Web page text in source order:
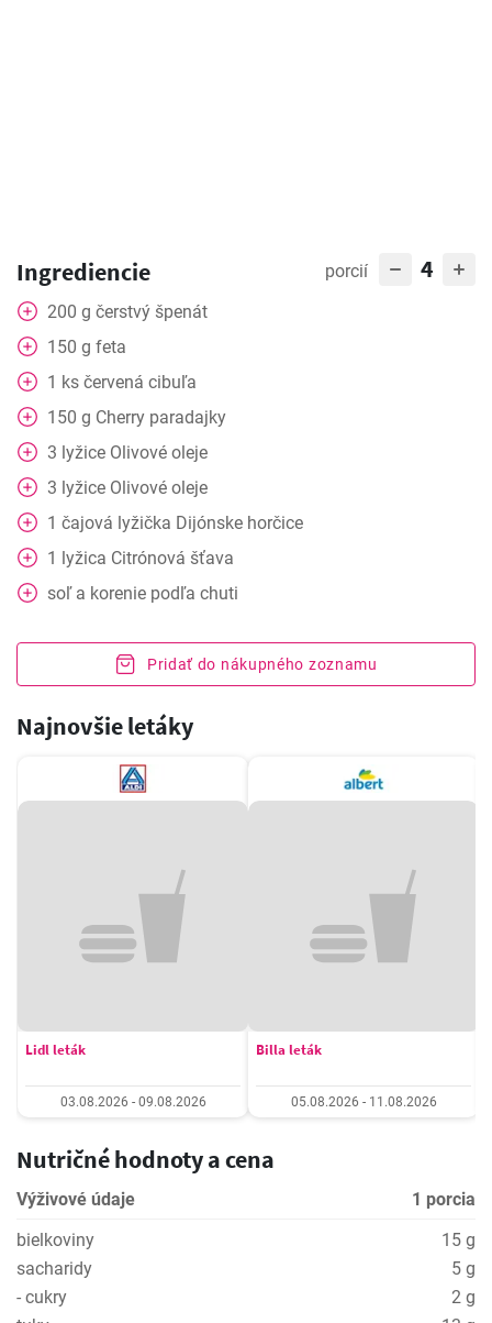
Ingrediencie porcií 4
200 g čerstvý špenát
150 g feta
1 ks červená cibuľa
150 g Cherry paradajky
3 lyžice Olivové oleje
3 lyžice Olivové oleje
1 čajová lyžička Dijónske horčice
1 lyžica Citrónová šťava
soľ a korenie podľa chuti
Pridať do nákupného zoznamu
Najnovšie letáky
Lidl leták
03.08.2026 - 09.08.2026
Billa leták
05.08.2026 - 11.08.2026
Nutričné hodnoty a cena
Výživové údaje
1 porcia
bielkoviny
15 g
sacharidy
5 g
- cukry
2 g